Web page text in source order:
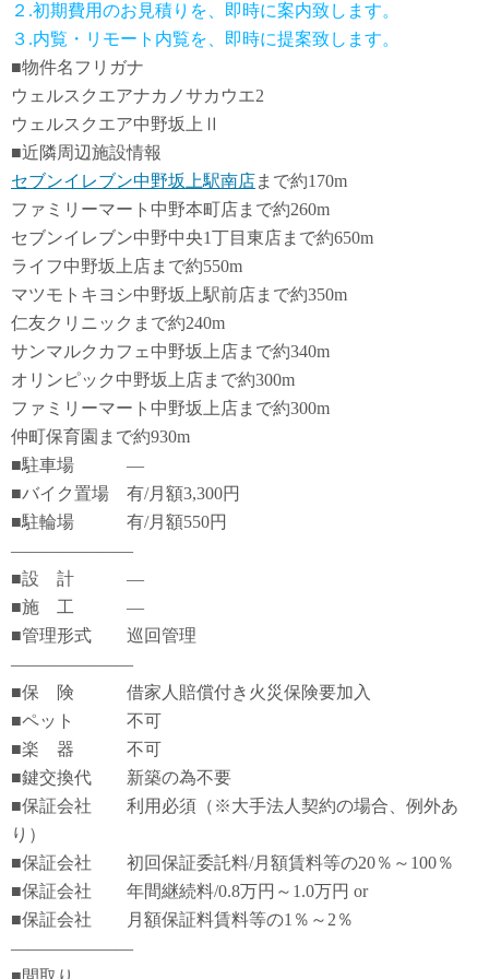
２.初期費用のお見積りを、即時に案内致します。
３.内覧・リモート内覧を、即時に提案致します。
■物件名フリガナ
ウェルスクエアナカノサカウエ2
ウェルスクエア中野坂上Ⅱ
■近隣周辺施設情報
セブンイレブン中野坂上駅南店まで約170m
ファミリーマート中野本町店まで約260m
セブンイレブン中野中央1丁目東店まで約650m
ライフ中野坂上店まで約550m
マツモトキヨシ中野坂上駅前店まで約350m
仁友クリニックまで約240m
サンマルクカフェ中野坂上店まで約340m
オリンピック中野坂上店まで約300m
ファミリーマート中野坂上店まで約300m
仲町保育園まで約930m
■駐車場 ―
■バイク置場 有/月額3,300円
■駐輪場 有/月額550円
―――――――
■設 計 ―
■施 工 ―
■管理形式 巡回管理
―――――――
■保 険 借家人賠償付き火災保険要加入
■ペット 不可
■楽 器 不可
■鍵交換代 新築の為不要
■保証会社 利用必須（※大手法人契約の場合、例外あ
り）
■保証会社 初回保証委託料/月額賃料等の20％～100％
■保証会社 年間継続料/0.8万円～1.0万円 or
■保証会社 月額保証料賃料等の1％～2％
―――――――